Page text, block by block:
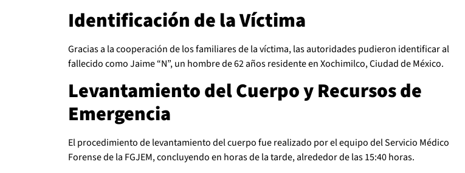
Identificación de la Víctima
Gracias a la cooperación de los familiares de la víctima, las autoridades pudieron identificar al
fallecido como Jaime “N”, un hombre de 62 años residente en Xochimilco, Ciudad de México.
Levantamiento del Cuerpo y Recursos de
Emergencia
El procedimiento de levantamiento del cuerpo fue realizado por el equipo del Servicio Médico
Forense de la FGJEM, concluyendo en horas de la tarde, alrededor de las 15:40 horas.